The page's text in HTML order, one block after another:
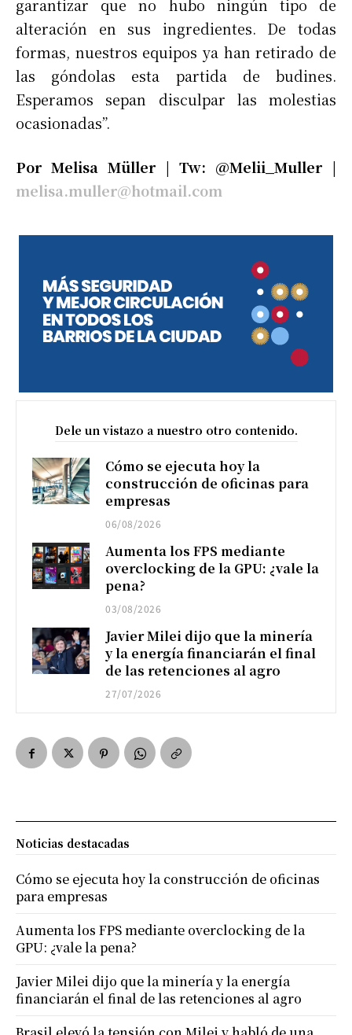
garantizar que no hubo ningún tipo de
alteración en sus ingredientes. De todas
formas, nuestros equipos ya han retirado de
las góndolas esta partida de budines.
Esperamos sepan disculpar las molestias
ocasionadas”.
Por Melisa Müller | Tw: @Melii_Muller |
melisa.muller@hotmail.com
Dele un vistazo a nuestro otro contenido.
Cómo se ejecuta hoy la
construcción de oficinas para
empresas
06/08/2026
Aumenta los FPS mediante
overclocking de la GPU: ¿vale la
pena?
03/08/2026
Javier Milei dijo que la minería
y la energía financiarán el final
de las retenciones al agro
27/07/2026
Noticias destacadas
Cómo se ejecuta hoy la construcción de oficinas
para empresas
Aumenta los FPS mediante overclocking de la
GPU: ¿vale la pena?
Javier Milei dijo que la minería y la energía
financiarán el final de las retenciones al agro